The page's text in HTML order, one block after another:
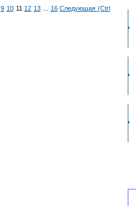
9 10 11 12 13 16 Следующая (Ctrl